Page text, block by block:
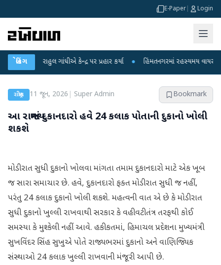
E-Paper Login
બ્રેકિંગ
રાહુલ ગાંધીએ કેન્દ્ર પર પ્રહાર કર્યા ● હિંમતનગરમાં રહસ્યમય વાયરસ કે
રાષ્ટ્રીય 11 જૂન, 2026 Super Admin Bookmark
આ રાજ્યમાં દુકાનદારો હવે 24 કલાક પોતાની દુકાનો ખોલી
શકશે
મોડી રાત સુધી દુકાનો ખોલવા માંગતા તમામ દુકાનદારો માટે એક ખૂબ
જ સારા સમાચાર છે. હવે, દુકાનદારો ફક્ત મોડી રાત સુધી જ નહીં,
પરંતુ 24 કલાક દુકાનો ખોલી શકશે. મહત્વની વાત એ છે કે મોડી રાત
સુધી દુકાનો ખુલ્લી રાખવાથી સરકાર કે વહીવટીતંત્ર તરફથી કોઈ
સમસ્યા કે મુશ્કેલી નહીં આવે. હકીકતમાં, હિમાચલ પ્રદેશના મુખ્યમંત્રી
સુખવિંદર સિંહ સુખુએ પોતે રાજ્યભરમાં દુકાનો અને વાણિજ્યિક
સંસ્થાઓ 24 કલાક ખુલ્લી રાખવાની મંજૂરી આપી છે.